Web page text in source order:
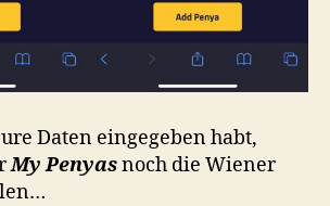
Daten eingegeben habt,
My Penyasnoch die Wiener